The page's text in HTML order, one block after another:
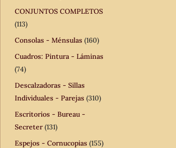
CONJUNTOS COMPLETOS
(113)
Consolas - Ménsulas (160)
Cuadros: Pintura - Láminas
(74)
Descalzadoras - Sillas
Individuales - Parejas (310)
Escritorios - Bureau -
Secreter (131)
Espejos - Cornucopias (155)